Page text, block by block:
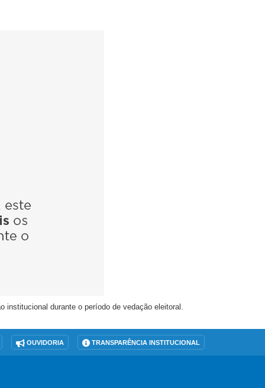
institucional durante o período de vedação eleitoral.
OUVIDORIA TRANSPARÊNCIA INSTITUCIONAL